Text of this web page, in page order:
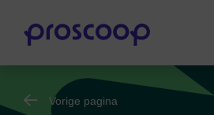
Vorige pagina